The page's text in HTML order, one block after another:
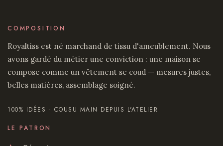
COMPOSITION
Royaltiss est né marchand de tissu d'ameublement. Nous
avons gardé du métier une conviction : une maison se
compose comme un vêtement se coud — mesures justes,
belles matières, assemblage soigné.
100% IDÉES · COUSU MAIN DEPUIS L'ATELIER
LE PATRON